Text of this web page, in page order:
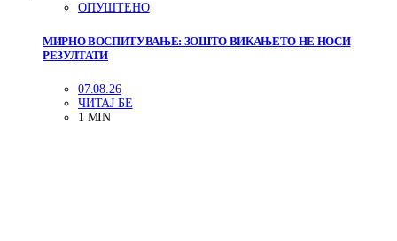
ОПУШТЕНО
МИРНО ВОСПИТУВАЊЕ: ЗОШТО ВИКАЊЕТО НЕ НОСИ
РЕЗУЛТАТИ
07.08.26
ЧИТАЈ БЕ
1 MIN